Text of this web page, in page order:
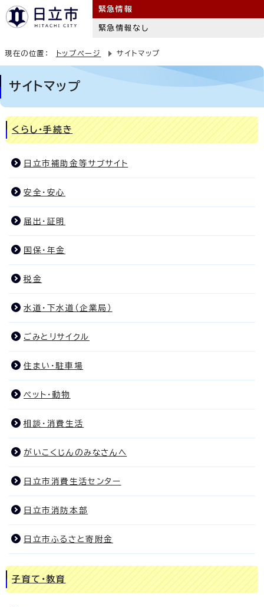
緊急情報
緊急情報なし
現在の位置： トップページ サイトマップ
サイトマップ
くらし・手続き
日立市補助金等サブサイト
安全・安心
届出・証明
国保・年金
税金
水道・下水道（企業局）
ごみとリサイクル
住まい・駐車場
ペット・動物
相談・消費生活
がいこくじんのみなさんへ
日立市消費生活センター
日立市消防本部
日立市ふるさと寄附金
子育て・教育